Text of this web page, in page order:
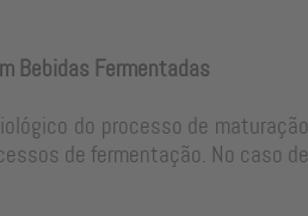
Bebidas Fermentadas
do processo de
de fermentação. No caso